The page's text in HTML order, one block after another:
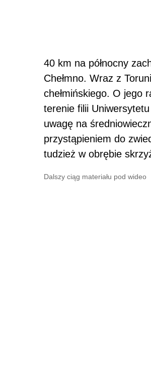
40 km na północny
Chełmno. Wraz z
chełmińskiego. O jego
terenie filii
uwagę na
przystąpieniem do
tudzież w obrębie
Dalszy ciąg materiału pod wideo